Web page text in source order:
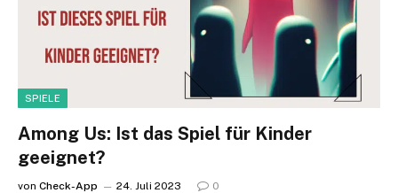
SPIELE
Among Us: Ist das Spiel für Kinder
geeignet?
von Check-App 24. Juli 2023 0